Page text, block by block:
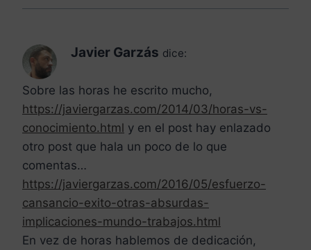
Javier Garzás dice:
Sobre las horas he escrito mucho,
https://javiergarzas.com/2014/03/horas-vs-
conocimiento.html y en el post hay enlazado
otro post que hala un poco de lo que
comentas…
https://javiergarzas.com/2016/05/esfuerzo-
cansancio-exito-otras-absurdas-
implicaciones-mundo-trabajos.html
En vez de horas hablemos de dedicación,